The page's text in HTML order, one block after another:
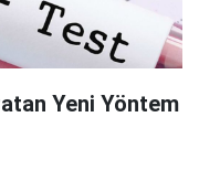
Yeni Yöntem